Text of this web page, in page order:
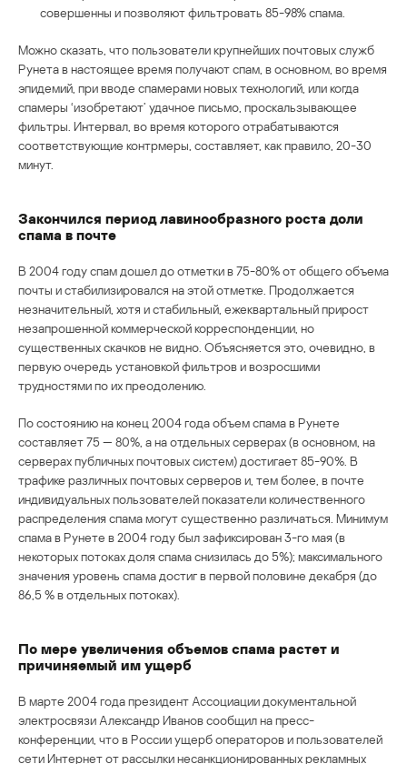
совершенны и позволяют фильтровать 85-98% спама.
Можно сказать, что пользователи крупнейших почтовых служб
Рунета в настоящее время получают спам, в основном, во время
эпидемий, при вводе спамерами новых технологий, или когда
спамеры ‘изобретают’ удачное письмо, проскальзывающее
фильтры. Интервал, во время которого отрабатываются
соответствующие контрмеры, составляет, как правило, 20-30
минут.
Закончился период лавинообразного роста доли
спама в почте
В 2004 году спам дошел до отметки в 75-80% от общего объема
почты и стабилизировался на этой отметке. Продолжается
незначительный, хотя и стабильный, ежеквартальный прирост
незапрошенной коммерческой корреспонденции, но
существенных скачков не видно. Объясняется это, очевидно, в
первую очередь установкой фильтров и возросшими
трудностями по их преодолению.
По состоянию на конец 2004 года объем спама в Рунете
составляет 75 — 80%, а на отдельных серверах (в основном, на
серверах публичных почтовых систем) достигает 85-90%. В
трафике различных почтовых серверов и, тем более, в почте
индивидуальных пользователей показатели количественного
распределения спама могут существенно различаться. Минимум
спама в Рунете в 2004 году был зафиксирован 3-го мая (в
некоторых потоках доля спама снизилась до 5%); максимального
значения уровень спама достиг в первой половине декабря (до
86,5 % в отдельных потоках).
По мере увеличения объемов спама растет и
причиняемый им ущерб
В марте 2004 года президент Ассоциации документальной
электросвязи Александр Иванов сообщил на пресс-
конференции, что в России ущерб операторов и пользователей
сети Интернет от рассылки несанкционированных рекламных